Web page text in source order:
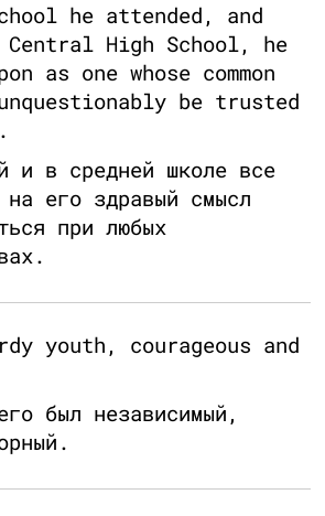
he attended, and
High School, he
as one whose common
be trusted
и в средней школе все
его здравый смысл
при любых
youth, courageous and
был независимый,